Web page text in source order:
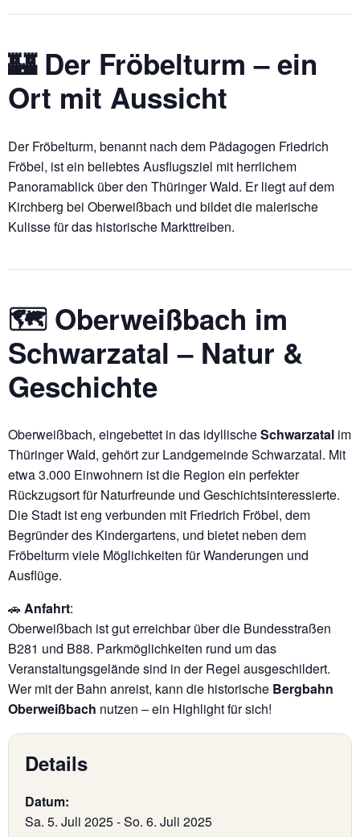
🏰 Der Fröbelturm – ein
Ort mit Aussicht
Der Fröbelturm, benannt nach dem Pädagogen Friedrich
Fröbel, ist ein beliebtes Ausflugsziel mit herrlichem
Panoramablick über den Thüringer Wald. Er liegt auf dem
Kirchberg bei Oberweißbach und bildet die malerische
Kulisse für das historische Markttreiben.
🗺️ Oberweißbach im
Schwarzatal – Natur &
Geschichte
Oberweißbach, eingebettet in das idyllischeSchwarzatal im
Thüringer Wald, gehört zur Landgemeinde Schwarzatal. Mit
etwa 3.000 Einwohnern ist die Region ein perfekter
Rückzugsort für Naturfreunde und Geschichtsinteressierte.
Die Stadt ist eng verbunden mit Friedrich Fröbel, dem
Begründer des Kindergartens, und bietet neben dem
Fröbelturm viele Möglichkeiten für Wanderungen und
Ausflüge.
🚗 Anfahrt:
Oberweißbach ist gut erreichbar über die Bundesstraßen
B281 und B88. Parkmöglichkeiten rund um das
Veranstaltungsgelände sind in der Regel ausgeschildert.
Wer mit der Bahn anreist, kann die historische Bergbahn
Oberweißbach nutzen – ein Highlight für sich!
Details
Datum:
Sa. 5. Juli 2025-So. 6. Juli 2025